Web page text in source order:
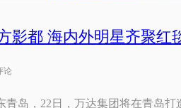
影都 海内外明星齐聚红
论
青岛，22日，万达集团将在青岛